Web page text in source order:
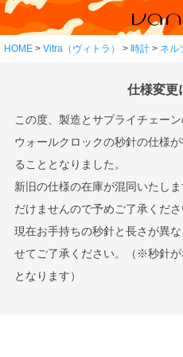
HOME Vitra（ヴィトラ） 時計 ネル
仕様変更
この度、製造とサプライチェー
ウォールクロックの秒針の仕様
ることとなりました。
新旧の仕様の在庫が混同いたし
だけませんので予めご了承くだ
現在お手持ちの秒針と長さが異
せてご了承ください。（※秒針
となります）